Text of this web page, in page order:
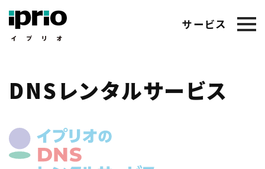
サービス
DNSレンタルサービス